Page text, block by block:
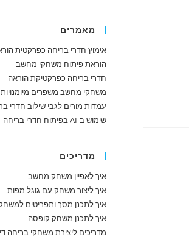
מאמרים
אימוץ חדרי בריחה כפרקטית
הוראת פיתוח משחקי מחשב
חדרי בריחה כפרקטיקת הוראה
משחקי מחשב משפרים מיומנויות
עמדות מורים לגבי שילוב חדרי
שימוש ב-AI בפיתוח חדרי בריחה
מדריכים
איך לאפיין משחק מחשב
איך ליצור משחק עם גוגל מפות
איך לתכנן מסך ותפריטים
איך לתכנן משחק קופסה
מדריכים ליצירת משחקי בריחה